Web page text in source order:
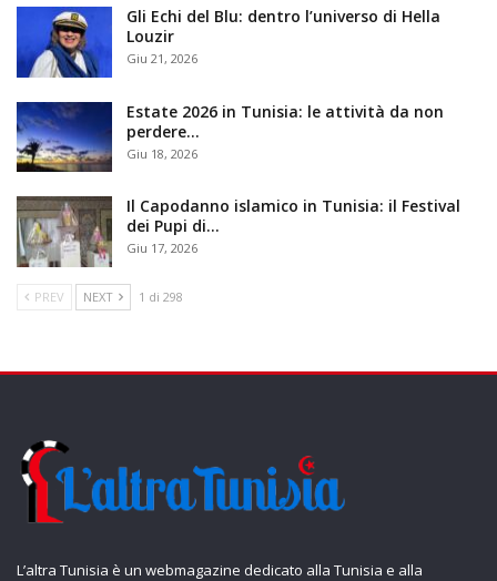
Gli Echi del Blu: dentro l’universo di Hella
Louzir
Giu 21, 2026
Estate 2026 in Tunisia: le attività da non
perdere…
Giu 18, 2026
Il Capodanno islamico in Tunisia: il Festival
dei Pupi di…
Giu 17, 2026
PREV NEXT 1 di 298
L’altra Tunisia è un webmagazine dedicato alla Tunisia e alla